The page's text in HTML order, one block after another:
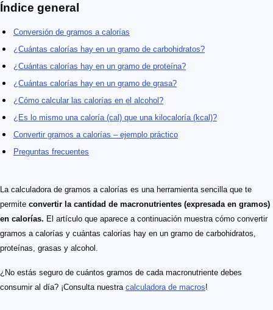
Índice general
Conversión de gramos a calorías
¿Cuántas calorías hay en un gramo de carbohidratos?
¿Cuántas calorías hay en un gramo de proteína?
¿Cuántas calorías hay en un gramo de grasa?
¿Cómo calcular las calorías en el alcohol?
¿Es lo mismo una caloría (cal) que una kilocaloría (kcal)?
Convertir gramos a calorías – ejemplo práctico
Preguntas frecuentes
La calculadora de gramos a calorías es una herramienta sencilla que te
permite convertir la cantidad de macronutrientes (expresada en gramos)
en calorías. El artículo que aparece a continuación muestra cómo convertir
gramos a calorías y cuántas calorías hay en un gramo de carbohidratos,
proteínas, grasas y alcohol.
¿No estás seguro de cuántos gramos de cada macronutriente debes
consumir al día? ¡Consulta nuestra calculadora de macros!